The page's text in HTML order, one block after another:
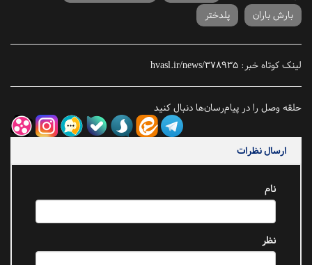
بارش باران
پلدختر
لینک کوتاه خبر: hvasl.ir/news/378935
حلقه وصل را در پیام‌رسان‌ها دنبال کنید
ارسال نظرات
نام
نظر